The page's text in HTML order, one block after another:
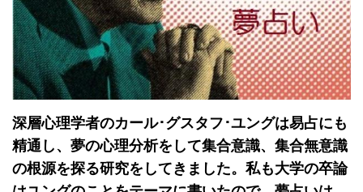
深層心理学者のカール･グスタフ･ユングは易占にも
精通し、夢の心理分析をして集合意識、集合無意識
の根源を探る研究をしてきました。私も大学の卒論